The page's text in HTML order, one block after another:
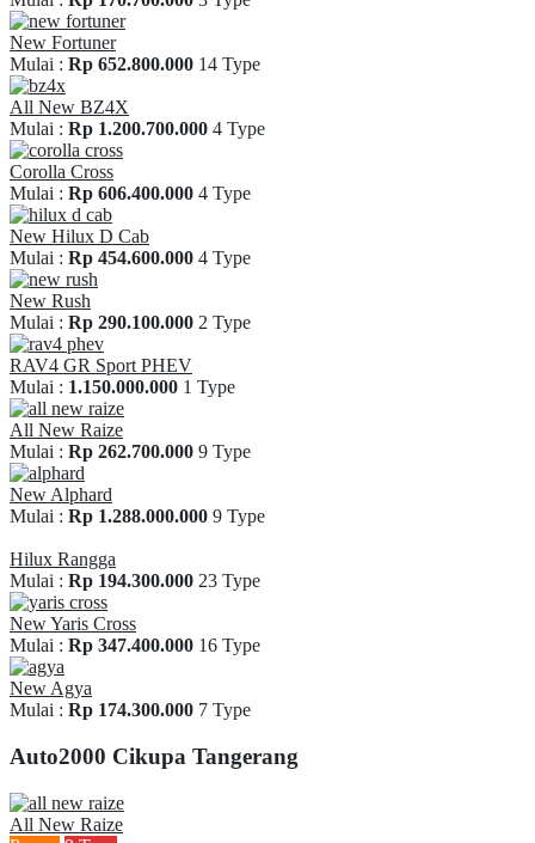
New Fortuner
Mulai : Rp 652.800.000 14 Type
All New BZ4X
Mulai : Rp 1.200.700.000 4 Type
Corolla Cross
Mulai : Rp 606.400.000 4 Type
New Hilux D Cab
Mulai : Rp 454.600.000 4 Type
New Rush
Mulai : Rp 290.100.000 2 Type
RAV4 GR Sport PHEV
Mulai : 1.150.000.000 1 Type
All New Raize
Mulai : Rp 262.700.000 9 Type
New Alphard
Mulai : Rp 1.288.000.000 9 Type
Hilux Rangga
Mulai : Rp 194.300.000 23 Type
New Yaris Cross
Mulai : Rp 347.400.000 16 Type
New Agya
Mulai : Rp 174.300.000 7 Type
Auto2000 Cikupa Tangerang
All New Raize